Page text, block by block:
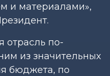
и материалами»,
отрасль по-
из значительных
бюджета, по